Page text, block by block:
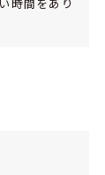
時間をあり